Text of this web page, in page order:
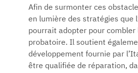
Afin de surmonter ces
en lumière des stratégies que
pourrait adopter pour combler
probatoire. Il soutient
développement fournie par
être qualifiée de réparation,